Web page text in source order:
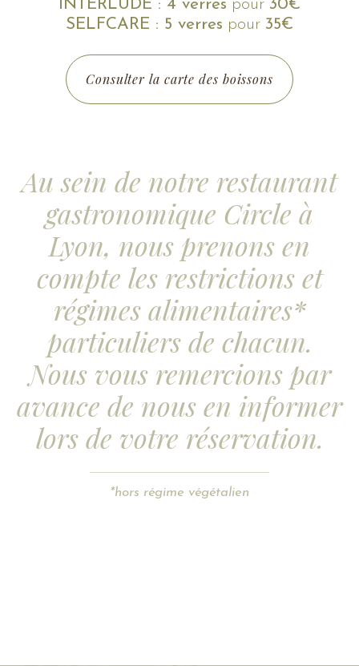
INTERLUDE : 4 verres pour 30€
SELFCARE : 5 verres pour 35€
Consulter la carte des boissons
Au sein de notre restaurant
gastronomique Circle à
Lyon, nous prenons en
compte les restrictions et
régimes alimentaires*
particuliers de chacun.
Nous vous remercions par
avance de nous en informer
lors de votre réservation.
*hors régime végétalien